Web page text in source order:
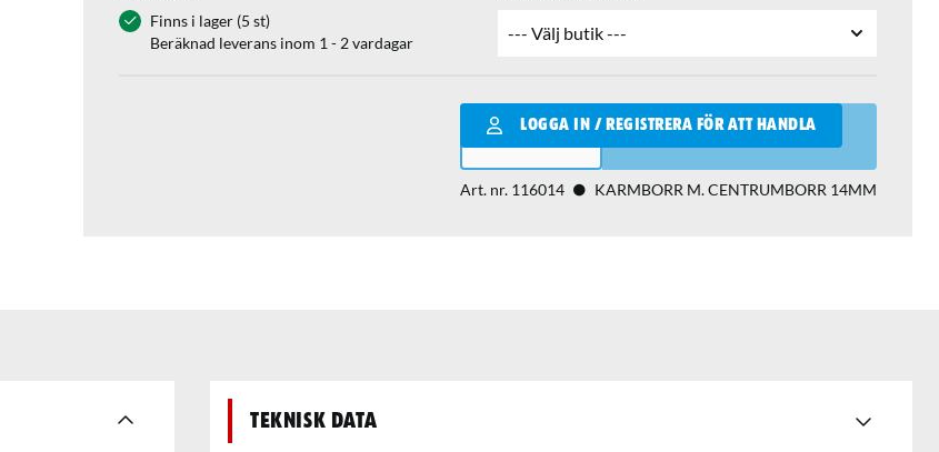
Finns i lager (5 st)
Beräknad leverans inom 1 - 2 vardagar
LOGGA IN / REGISTRERA FÖR ATT HANDLA
Qantity
LÄGG I VARUKORGEN
Art. nr. 116014 KARMBORR M. CENTRUMBORR 14MM
Teknisk data